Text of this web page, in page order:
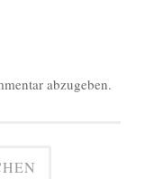
abzugeben.